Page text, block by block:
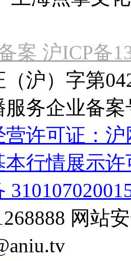
案 沪ICP备
沪）字第
务企业备案
营许可证：
本行情展示许
网站